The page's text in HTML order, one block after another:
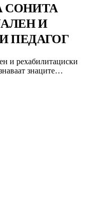
СОНИТА
И
ПЕДАГОГ
и рехабилитациски
знаците…